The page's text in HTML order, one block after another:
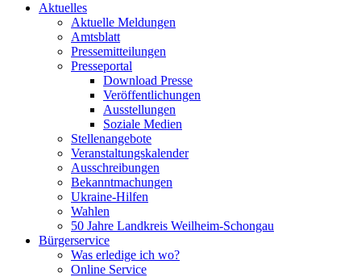
Aktuelles
Aktuelle Meldungen
Amtsblatt
Pressemitteilungen
Presseportal
Download Presse
Veröffentlichungen
Ausstellungen
Soziale Medien
Stellenangebote
Veranstaltungskalender
Ausschreibungen
Bekanntmachungen
Ukraine-Hilfen
Wahlen
50 Jahre Landkreis Weilheim-Schongau
Bürgerservice
Was erledige ich wo?
Online Service